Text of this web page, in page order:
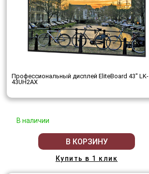
Профессиональный дисплей EliteBoard 43" LK-
43UH2AX
В наличии
В КОРЗИНУ
Купить в 1 клик